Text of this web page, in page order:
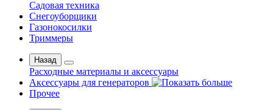
Садовая техника
Снегоуборщики
Газонокосилки
Триммеры
Назад
Расходные материалы и аксессуары
Аксессуары для генераторов
Прочее